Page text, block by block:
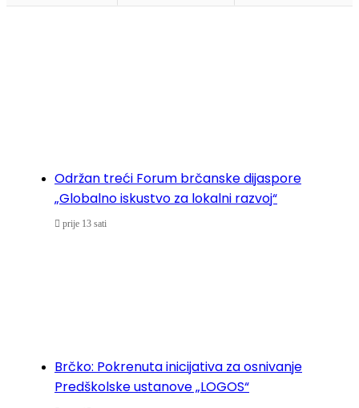
Održan treći Forum brčanske dijaspore
„Globalno iskustvo za lokalni razvoj“
prije 13 sati
Brčko: Pokrenuta inicijativa za osnivanje
Predškolske ustanove „LOGOS“